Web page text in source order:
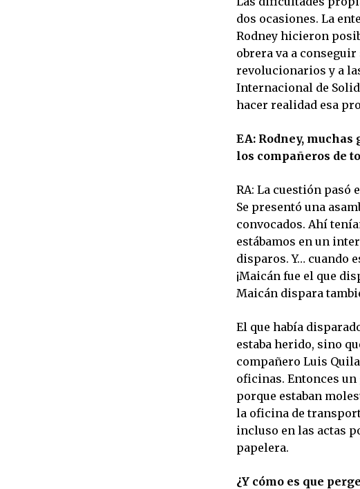
dos ocasiones. La
Rodney hicieron
obrera va a
revolucionarios y a
Internacional de
hacer realidad esa
EA: Rodney,
los compañeros de
RA: La cuestión
Se presentó una
convocados. Ahí
estábamos en un
disparos. Y… cuando
¡Maicán fue el que
Maicán dispara
El que había
estaba herido, sino
compañero Luis
oficinas. Entonces
porque estaban
la oficina de
incluso en las actas
papelera.
¿Y cómo es que